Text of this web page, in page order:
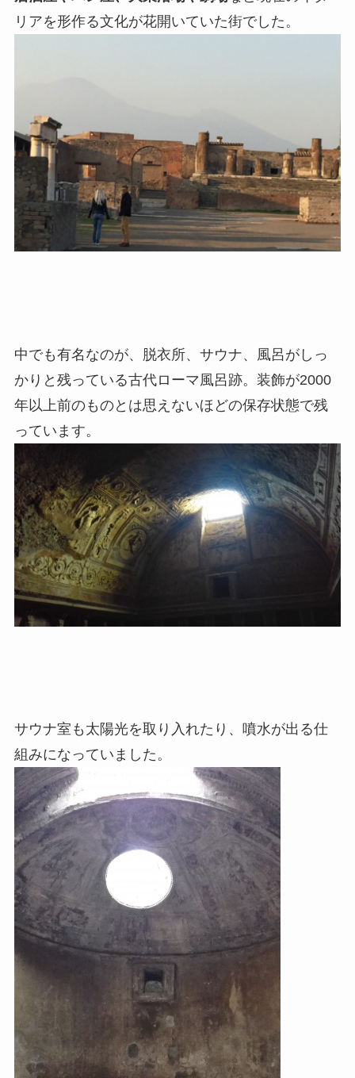
リアを形作る文化が花開いていた街でした。
中でも有名なのが、脱衣所、サウナ、風呂がしっ
かりと残っている古代ローマ風呂跡。装飾が2000
年以上前のものとは思えないほどの保存状態で残
っています。
サウナ室も太陽光を取り入れたり、噴水が出る仕
組みになっていました。